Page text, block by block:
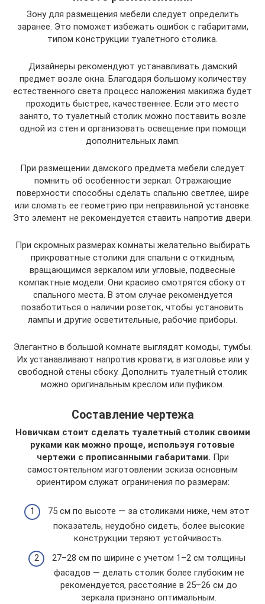
Зону для размещения мебели следует определить
заранее. Это поможет избежать ошибок с габаритами,
типом конструкции туалетного столика.
Дизайнеры рекомендуют устанавливать дамский
предмет возле окна. Благодаря большому количеству
естественного света процесс наложения макияжа будет
проходить быстрее, качественнее. Если это место
занято, то туалетный столик можно поставить возле
одной из стен и организовать освещение при помощи
дополнительных ламп.
При размещении дамского предмета мебели следует
помнить об особенности зеркал. Отражающие
поверхности способны сделать спальню светлее, шире
или сломать ее геометрию при неправильной установке.
Это элемент не рекомендуется ставить напротив двери.
При скромных размерах комнаты желательно выбирать
прикроватные столики для спальни с откидным,
вращающимся зеркалом или угловые, подвесные
компактные модели. Они красиво смотрятся сбоку от
спального места. В этом случае рекомендуется
позаботиться о наличии розеток, чтобы установить
лампы и другие осветительные, рабочие приборы.
Элегантно в большой комнате выглядят комоды, тумбы.
Их устанавливают напротив кровати, в изголовье или у
свободной стены сбоку. Дополнить туалетный столик
можно оригинальным креслом или пуфиком.
Составление чертежа
Новичкам стоит сделать туалетный столик своими
руками как можно проще, используя готовые
чертежи с прописанными габаритами. При
самостоятельном изготовлении эскиза основным
ориентиром служат ограничения по размерам:
75 см по высоте — за столиками ниже, чем этот
показатель, неудобно сидеть, более высокие
конструкции теряют устойчивость.
27–28 см по ширине с учетом 1–2 см толщины
фасадов — делать столик более глубоким не
рекомендуется, расстояние в 25–26 см до
зеркала признано оптимальным.